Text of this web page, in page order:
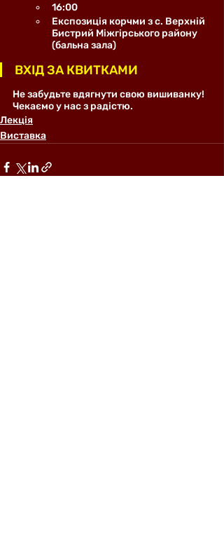
16:00
Експозиція корчми з с. Верхній
Бистрий Міжгірського району
(бальна зала)
ВХІД ЗА КВИТКАМИ
Не забудьте вдягнути свою вишиванку!
Чекаємо у нас з радістю.
Лекція
Виставка